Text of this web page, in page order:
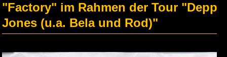
"Factory" im Rahmen der Tour "Depp
Jones (u.a. Bela und Rod)"